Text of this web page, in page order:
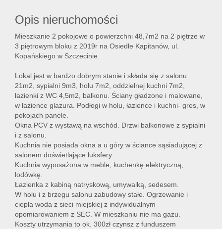
Opis nieruchomości
Mieszkanie 2 pokojowe o powierzchni 48,7m2 na 2 piętrze w
3 piętrowym bloku z 2019r na Osiedle Kapitanów, ul.
Kopańskiego w Szczecinie.
Lokal jest w bardzo dobrym stanie i składa się z salonu
21m2, sypialni 9m3, holu 7m2, oddzielnej kuchni 7m2,
łazienki z WC 4,5m2, balkonu. Ściany gładzone i malowane,
w łazience glazura. Podłogi w holu, łazience i kuchni- gres, w
pokojach panele.
Okna PCV z wystawą na wschód. Drzwi balkonowe z sypialni
i z salonu.
Kuchnia nie posiada okna a u góry w ściance sąsiadującej z
salonem doświetlające luksfery.
Kuchnia wyposażona w meble, kuchenkę elektryczną,
lodówkę.
Łazienka z kabiną natryskową, umywalką, sedesem.
W holu i z brzegu salonu zabudowy stałe. Ogrzewanie i
ciepła woda z sieci miejskiej z indywidualnym
opomiarowaniem z SEC. W mieszkaniu nie ma gazu.
Koszty utrzymania to ok. 300zł czynsz z funduszem